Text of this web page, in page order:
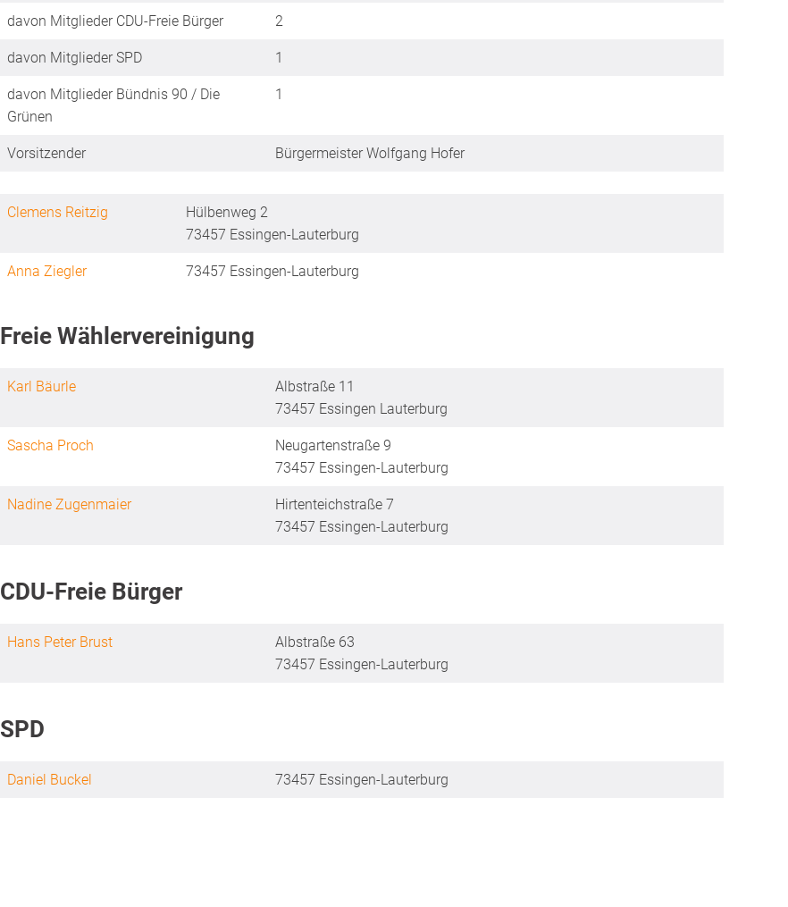
davon Mitglieder CDU-Freie Bürger 2
davon Mitglieder SPD 1
davon Mitglieder Bündnis 90 / Die
Grünen
1
Vorsitzender Bürgermeister Wolfgang Hofer
Clemens Reitzig
Hülbenweg 2
73457 Essingen-Lauterburg
Anna Ziegler 73457 Essingen-Lauterburg
Freie Wählervereinigung
Karl Bäurle
Albstraße 11
73457 Essingen Lauterburg
Sascha Proch
Neugartenstraße 9
73457 Essingen-Lauterburg
Nadine Zugenmaier
Hirtenteichstraße 7
73457 Essingen-Lauterburg
CDU-Freie Bürger
Hans Peter Brust
Albstraße 63
73457 Essingen-Lauterburg
SPD
Daniel Buckel 73457 Essingen-Lauterburg